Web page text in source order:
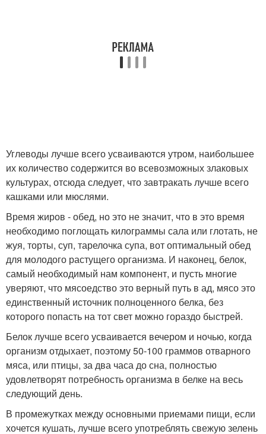
Углеводы лучше всего усваиваются утром, наибольшее
их количество содержится во всевозможных злаковых
культурах, отсюда следует, что завтракать лучше всего
кашками или мюслями.
Время жиров - обед, но это не значит, что в это время
необходимо поглощать килограммы сала или глотать, не
жуя, торты, суп, тарелочка супа, вот оптимальный обед
для молодого растущего организма. И наконец, белок,
самый необходимый нам компонент, и пусть многие
уверяют, что мясоедство это верный путь в ад, мясо это
единственный источник полноценного белка, без
которого попасть на тот свет можно гораздо быстрей.
Белок лучше всего усваивается вечером и ночью, когда
организм отдыхает, поэтому 50-100 граммов отварного
мяса, или птицы, за два часа до сна, полностью
удовлетворят потребность организма в белке на весь
следующий день.
В промежутках между основными приемами пищи, если
хочется кушать, лучше всего употреблять свежую зелень